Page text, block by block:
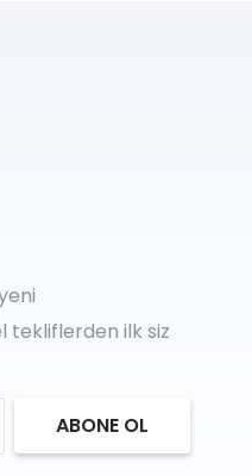
tekliflerden ilk siz
ABONE OL